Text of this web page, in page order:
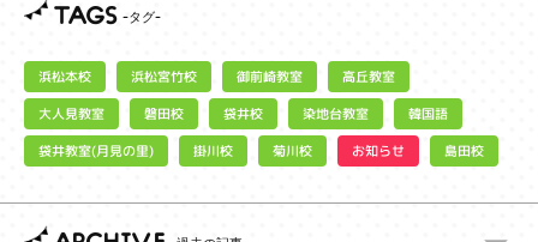
TAGS
浜松本校 浜松宮竹校 御前崎教室 高丘教室
大人見教室 磐田校 袋井校 染地台教室 韓国語
袋井教室(月見の里) 掛川校 菊川校 お知らせ 島田校